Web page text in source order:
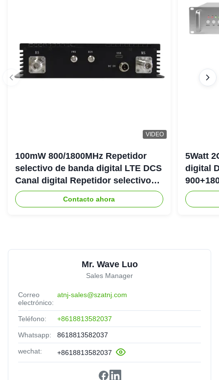
VIDEO
100mW 800/1800MHz Repetidor
selectivo de banda digital LTE DCS
Canal digital Repetidor selectivo
Bda Pico
Contacto ahora
5Watt
digital
DAS
Mr. Wave Luo
Sales Manager
Correo
electrónico:
atnj-sales@szatnj.com
Teléfono: +8618813582037
Whatsapp: 8618813582037
wechat: +8618813582037